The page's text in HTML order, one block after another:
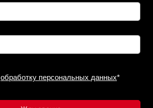
обработку персональных данных*